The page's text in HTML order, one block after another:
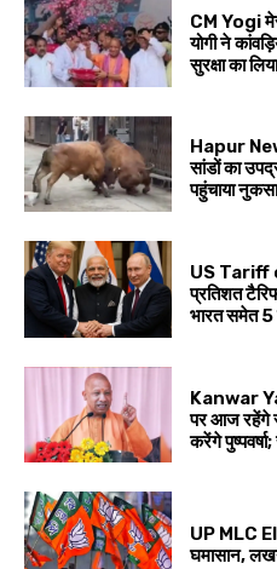
CM Yogi
योगी ने
सुरक्षा का
Hapur
सांडों का
पहुंचाया
US Tariff
प्रतिशत
भारत समेत 5
Kanwar
पर आज रहेंगे
करेंगे
UP MLC
घमासान,